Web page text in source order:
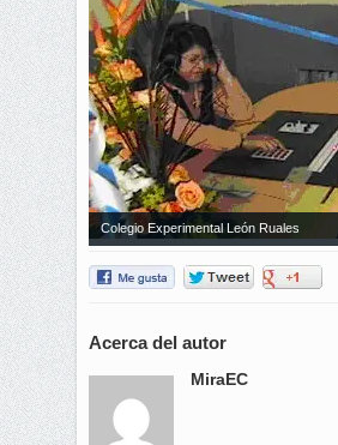
Colegio Experimental León Ruales
Acerca del autor
MiraEC